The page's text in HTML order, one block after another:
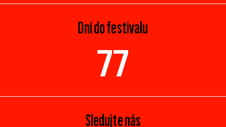
Dní do festivalu
77
Sledujte nás